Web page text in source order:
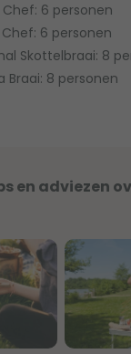
Chef: 6 personen
Chef: 6 personen
Skottelbraai: 8
Braai: 8 personen
en adviezen